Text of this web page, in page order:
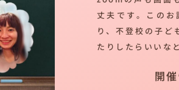
丈夫です。この
り、不登校の子ど
たりしたらいいな
開